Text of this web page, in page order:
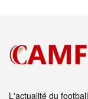
L'actualité du